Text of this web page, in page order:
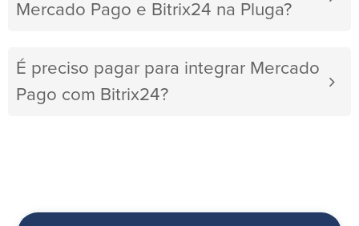
Mercado Pago e Bitrix24 na Pluga?
É preciso pagar para integrar Mercado
Pago com Bitrix24?